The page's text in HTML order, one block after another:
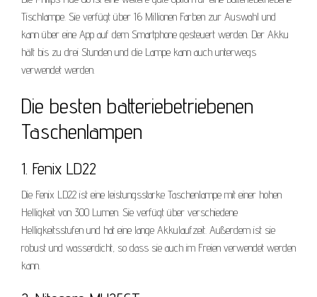
Tischlampe. Sie verfügt über 16 Millionen Farben zur Auswahl und
kann über eine App auf dem Smartphone gesteuert werden. Der Akku
hält bis zu drei Stunden und die Lampe kann auch unterwegs
verwendet werden.
Die besten batteriebetriebenen
Taschenlampen
1. Fenix LD22
Die Fenix LD22 ist eine leistungsstarke Taschenlampe mit einer hohen
Helligkeit von 300 Lumen. Sie verfügt über verschiedene
Helligkeitsstufen und hat eine lange Akkulaufzeit. Außerdem ist sie
robust und wasserdicht, so dass sie auch im Freien verwendet werden
kann.